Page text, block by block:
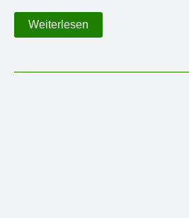
Kristallisationsanlage
zur
wässrigen
Weiterlesen